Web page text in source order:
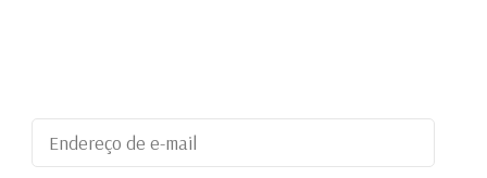
Endereço